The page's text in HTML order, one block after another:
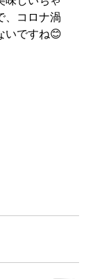
、コロナ渦
いですね😊